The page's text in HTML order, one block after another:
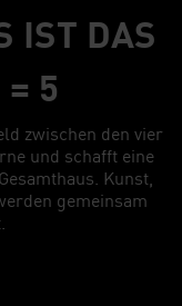
IST DAS
5
zwischen den vier
und schafft eine
Kunst,
gemeinsam